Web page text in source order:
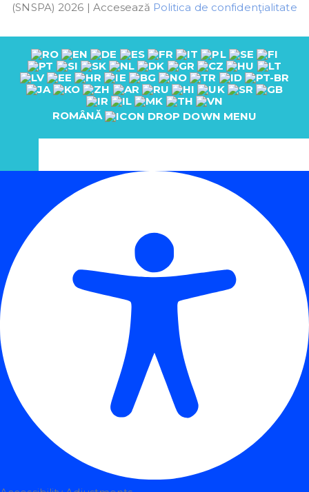
(SNSPA) 2026 | Accesează Politica de confidenţialitate
ROMÂNĂ